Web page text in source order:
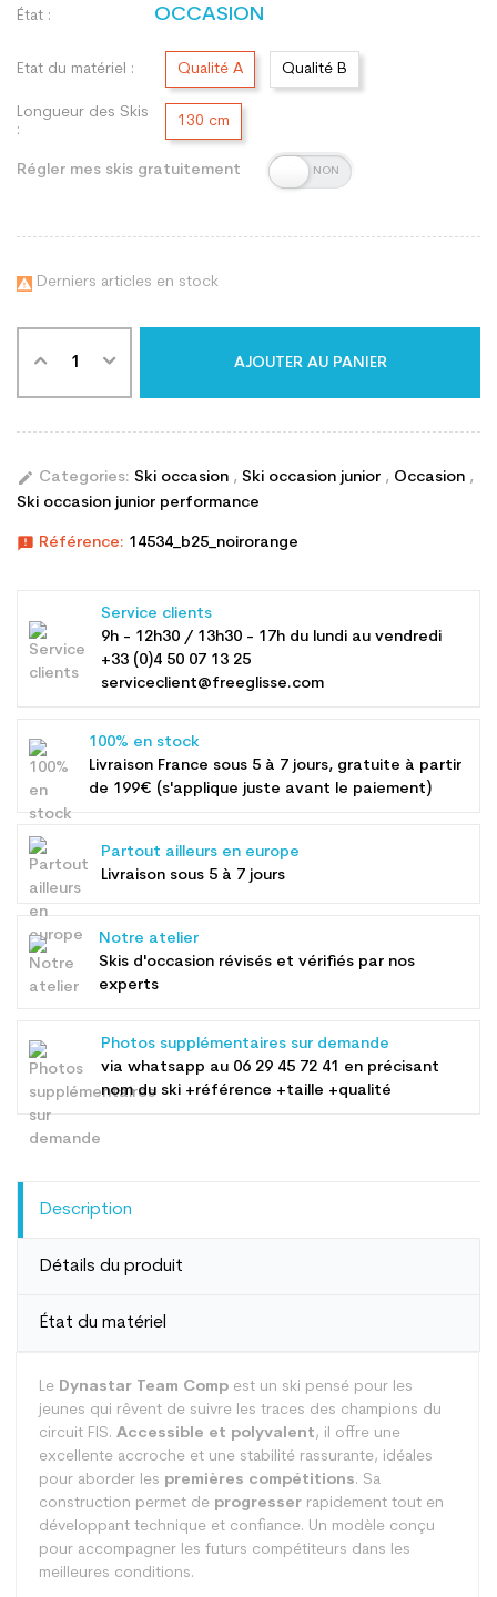
État : OCCASION
Etat du matériel : Qualité A Qualité B
Longueur des Skis
:
130 cm
Régler mes skis gratuitement
 Derniers articles en stock
AJOUTER AU PANIER
edit Categories: Ski occasion , Ski occasion junior , Occasion ,
Ski occasion junior performance
announcement Référence: 14534_b25_noirorange
Service clients
9h - 12h30 / 13h30 - 17h du lundi au vendredi
+33 (0)4 50 07 13 25
serviceclient@freeglisse.com
100% en stock
Livraison France sous 5 à 7 jours, gratuite à partir
de 199€ (s'applique juste avant le paiement)
Partout ailleurs en europe
Livraison sous 5 à 7 jours
Notre atelier
Skis d'occasion révisés et vérifiés par nos
experts
Photos supplémentaires sur demande
via whatsapp au 06 29 45 72 41 en précisant
nom du ski +référence +taille +qualité
Description
Détails du produit
État du matériel
Le Dynastar Team Comp est un ski pensé pour les
jeunes qui rêvent de suivre les traces des champions du
circuit FIS. Accessible et polyvalent, il offre une
excellente accroche et une stabilité rassurante, idéales
pour aborder les premières compétitions. Sa
construction permet de progresser rapidement tout en
développant technique et confiance. Un modèle conçu
pour accompagner les futurs compétiteurs dans les
meilleures conditions.